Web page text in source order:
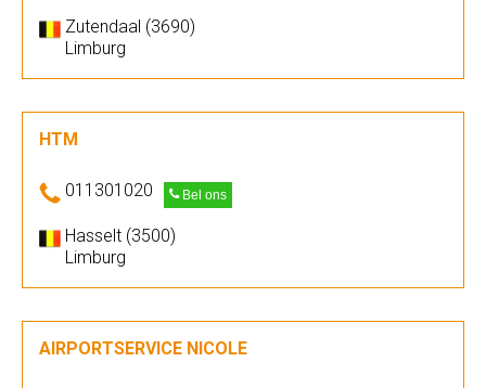
Zutendaal (3690)
Limburg
HTM
011301020 Bel ons
Hasselt (3500)
Limburg
AIRPORTSERVICE NICOLE